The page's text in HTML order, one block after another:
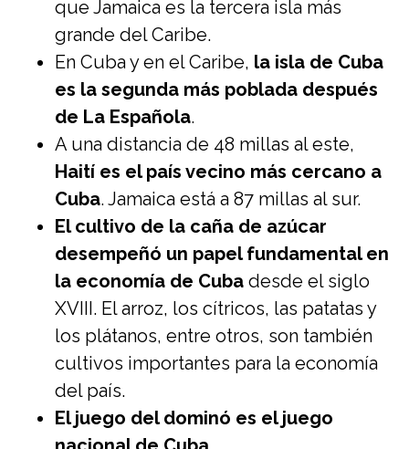
que Jamaica es la tercera isla más
grande del Caribe.
En Cuba y en el Caribe, la isla de Cuba
es la segunda más poblada después
de La Española.
A una distancia de 48 millas al este,
Haití es el país vecino más cercano a
Cuba. Jamaica está a 87 millas al sur.
El cultivo de la caña de azúcar
desempeñó un papel fundamental en
la economía de Cuba desde el siglo
XVIII. El arroz, los cítricos, las patatas y
los plátanos, entre otros, son también
cultivos importantes para la economía
del país.
El juego del dominó es el juego